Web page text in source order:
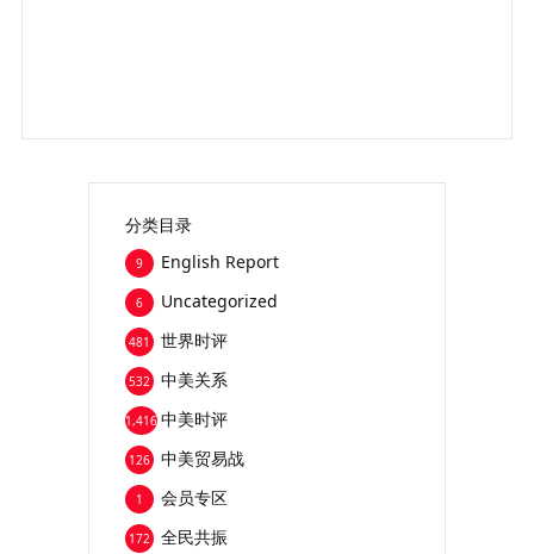
分类目录
English Report
9
Uncategorized
6
世界时评
481
中美关系
532
中美时评
1,416
中美贸易战
126
会员专区
1
全民共振
172